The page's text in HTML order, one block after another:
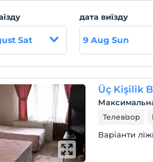
Sat
дата виїзду
9 Aug Sun
Üç Kişilik
Телевізор
Варіанти